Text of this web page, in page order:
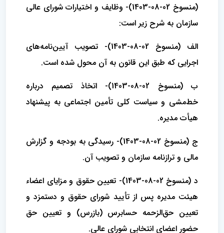
(منسوخ 02-08-1403)- وظایف و اختیارات شورای عالی
سازمان به شرح زیر است:
الف (منسوخ 02-08-1403)- تصویب آیین‌نامه‌های
اجرایی که طبق این قانون به آن محول شده است.
ب (منسوخ 02-08-1403)- اتخاذ تصمیم درباره
خط‌مشی و سیاست کلی تأمین اجتماعی به پیشنهاد
هیأت مدیره.
ج (منسوخ 02-08-1403)- رسیدگی به بودجه و گزارش
مالی و ترازنامه سازمان و تصویب آن.
د (منسوخ 02-08-1403)- تعیین حقوق و مزایای اعضاء
هیئت مدیره پس از تأیید شورای حقوق و دستمزد و
تعیین حق‌‌الزحمه حسابرس (‌بازرس) و تعیین حق
حضور ‌اعضای انتخابی شورای عالی.